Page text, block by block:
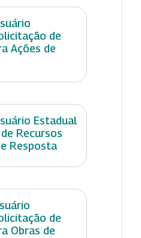
de
Ações de
Estadual
Recursos
Resposta
de
Obras de